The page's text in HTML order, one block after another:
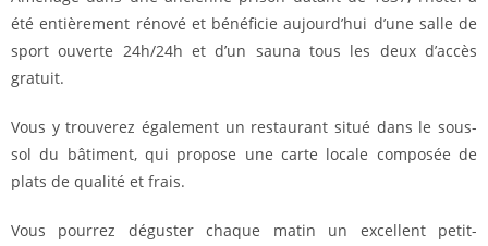
été entièrement rénové et bénéficie aujourd’hui d’une salle de
sport ouverte 24h/24h et d’un sauna tous les deux d’accès
gratuit.
Vous y trouverez également un restaurant situé dans le sous-
sol du bâtiment, qui propose une carte locale composée de
plats de qualité et frais.
Vous pourrez déguster chaque matin un excellent petit-